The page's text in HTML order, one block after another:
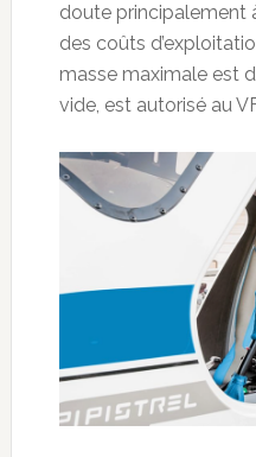
doute principalement
des coûts
masse maximale est
vide, est autorisé au